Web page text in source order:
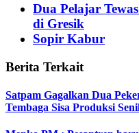
Dua Pelajar
di Gresik
Sopir Kabur
Berita Terkait
Satpam Gagalkan Dua
Tembaga Sisa Produksi